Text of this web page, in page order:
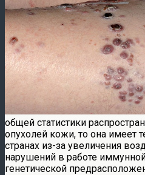
общей статистики
опухолей кожи, то она имеет
странах из-за увеличения
нарушений в работе
генетической